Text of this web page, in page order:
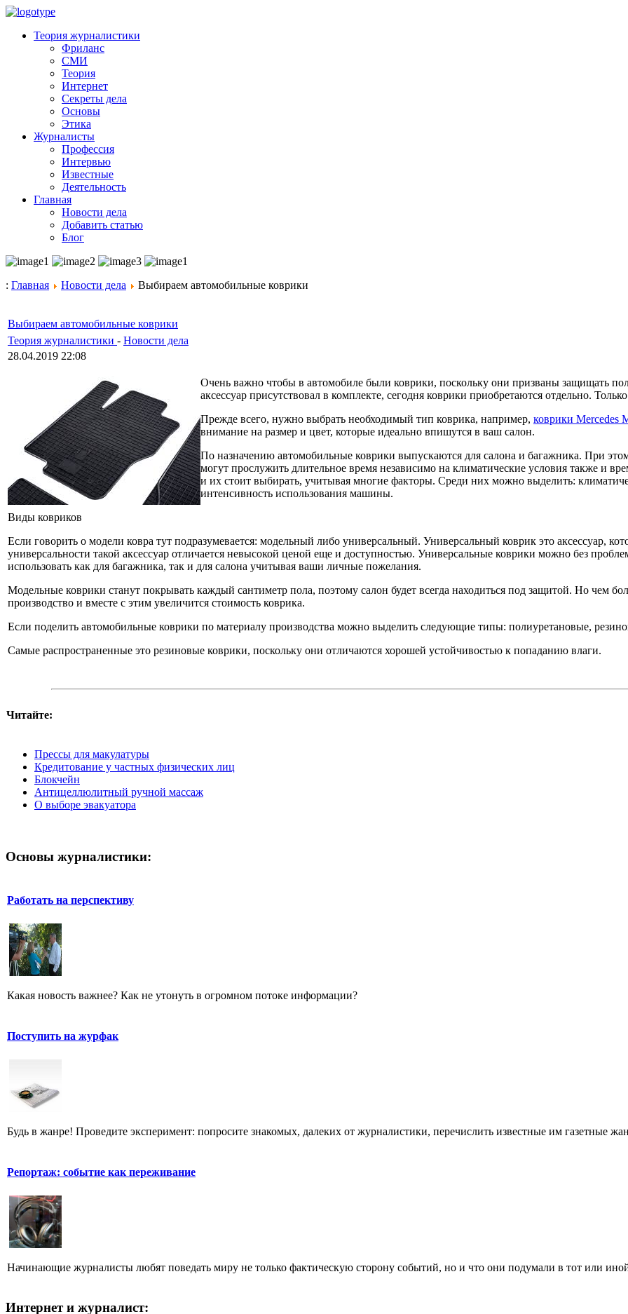
Теория журналистики
Фриланс
СМИ
Теория
Интернет
Секреты дела
Основы
Этика
Журналисты
Профессия
Интервью
Известные
Деятельность
Главная
Новости дела
Добавить статью
Блог
: Главная Новости дела Выбираем автомобильные коврики
Выбираем автомобильные коврики
Теория журналистики - Новости дела
28.04.2019 22:08
Очень важно чтобы в автомобиле были коврики, поскольку они призваны защищать
аксессуар присутствовал в комплекте, сегодня коврики приобретаются отдельно.
Прежде всего, нужно выбрать необходимый тип коврика, например, коврики Mercedes
внимание на размер и цвет, которые идеально впишутся в ваш салон.
По назначению автомобильные коврики выпускаются для салона и багажника. При
могут прослужить длительное время независимо на климатические условия также и
и их стоит выбирать, учитывая многие факторы. Среди них можно выделить:
интенсивность использования машины.
Виды ковриков
Если говорить о модели ковра тут подразумевается: модельный либо универсальный. Универсальный коврик это аксессуар,
универсальности такой аксессуар отличается невысокой ценой еще и доступностью. Универсальные коврики можно без
использовать как для багажника, так и для салона учитывая ваши личные пожелания.
Модельные коврики станут покрывать каждый сантиметр пола, поэтому салон будет всегда находиться под защитой. Но чем
производство и вместе с этим увеличится стоимость коврика.
Если поделить автомобильные коврики по материалу производства можно выделить следующие типы: полиуретановые,
Самые распространенные это резиновые коврики, поскольку они отличаются хорошей устойчивостью к попаданию влаги.
Читайте:
Прессы для макулатуры
Кредитование у частных физических лиц
Блокчейн
Антицеллюлитный ручной массаж
О выборе эвакуатора
Основы журналистики:
Работать на перспективу
Какая новость важнее? Как не утонуть в огромном потоке информации?
Поступить на журфак
Будь в жанре! Проведите эксперимент: попросите знакомых, далеких от журналистики, перечислить известные им газетные
Репортаж: событие как переживание
Начинающие журналисты любят поведать миру не только фактическую сторону событий, но и что они подумали в тот или
Интернет и журналист: